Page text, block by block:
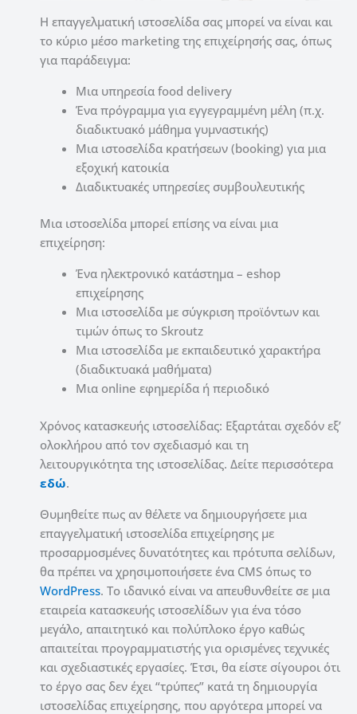
Η επαγγελματική ιστοσελίδα σας μπορεί να είναι και
το κύριο μέσο marketing της επιχείρησής σας, όπως
για παράδειγμα:
Μια υπηρεσία food delivery
Ένα πρόγραμμα για εγγεγραμμένη μέλη (π.χ.
διαδικτυακό μάθημα γυμναστικής)
Μια ιστοσελίδα κρατήσεων (booking) για μια
εξοχική κατοικία
Διαδικτυακές υπηρεσίες συμβουλευτικής
Μια ιστοσελίδα μπορεί επίσης να είναι μια
επιχείρηση:
Ένα ηλεκτρονικό κατάστημα – eshop
επιχείρησης
Μια ιστοσελίδα με σύγκριση προϊόντων και
τιμών όπως το Skroutz
Μια ιστοσελίδα με εκπαιδευτικό χαρακτήρα
(διαδικτυακά μαθήματα)
Μια online εφημερίδα ή περιοδικό
Χρόνος κατασκευής ιστοσελίδας: Εξαρτάται σχεδόν εξ’
ολοκλήρου από τον σχεδιασμό και τη
λειτουργικότητα της ιστοσελίδας. Δείτε περισσότερα
εδώ.
Θυμηθείτε πως αν θέλετε να δημιουργήσετε μια
επαγγελματική ιστοσελίδα επιχείρησης με
προσαρμοσμένες δυνατότητες και πρότυπα σελίδων,
θα πρέπει να χρησιμοποιήσετε ένα CMS όπως το
WordPress. Το ιδανικό είναι να απευθυνθείτε σε μια
εταιρεία κατασκευής ιστοσελίδων για ένα τόσο
μεγάλο, απαιτητικό και πολύπλοκο έργο καθώς
απαιτείται προγραμματιστής για ορισμένες τεχνικές
και σχεδιαστικές εργασίες. Έτσι, θα είστε σίγουροι ότι
το έργο σας δεν έχει “τρύπες” κατά τη δημιουργία
ιστοσελίδας επιχείρησης, που αργότερα μπορεί να